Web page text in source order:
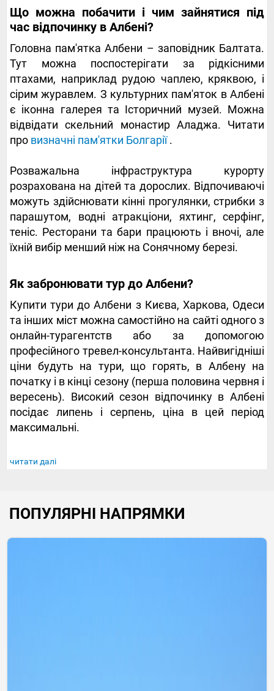
Що можна побачити і чим зайнятися під
час відпочинку в Албені?
Головна пам'ятка Албени – заповідник Балтата.
Тут можна поспостерігати за рідкісними
птахами, наприклад рудою чаплею, кряквою, і
сірим журавлем. З культурних пам'яток в Албені
є іконна галерея та Історичний музей. Можна
відвідати скельний монастир Аладжа. Читати
про визначні пам'ятки Болгарії.
Розважальна інфраструктура курорту
розрахована на дітей та дорослих. Відпочиваючі
можуть здійснювати кінні прогулянки, стрибки з
парашутом, водні атракціони, яхтинг, серфінг,
теніс. Ресторани та бари працюють і вночі, але
їхній вибір менший ніж на Сонячному березі.
Як забронювати тур до Албени?
Купити тури до Албени з Києва, Харкова, Одеси
та інших міст можна самостійно на сайті одного з
онлайн-турагентств або за допомогою
професійного тревел-консультанта. Найвигідніші
ціни будуть на тури, що горять, в Албену на
початку і в кінці сезону (перша половина червня і
вересень). Високий сезон відпочинку в Албені
посідає липень і серпень, ціна в цей період
максимальні.
читати далі
ПОПУЛЯРНІ НАПРЯМКИ